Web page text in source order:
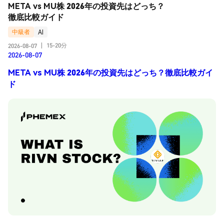
META vs MU株 2026年の投資先はどっち？
徹底比較ガイド
中級者
AI
2026-08-07
15-20分
2026-08-07
META vs MU株 2026年の投資先はどっち？徹底比較ガイ
ド